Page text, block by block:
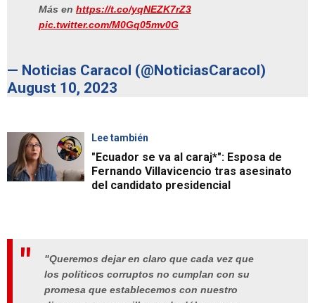
Más en https://t.co/yqNEZK7rZ3
pic.twitter.com/M0Gq05mv0G
— Noticias Caracol (@NoticiasCaracol)
August 10, 2023
Lee también
"Ecuador se va al caraj*": Esposa de
Fernando Villavicencio tras asesinato
del candidato presidencial
"Queremos dejar en claro que cada vez que
los políticos corruptos no cumplan con su
promesa que establecemos con nuestro